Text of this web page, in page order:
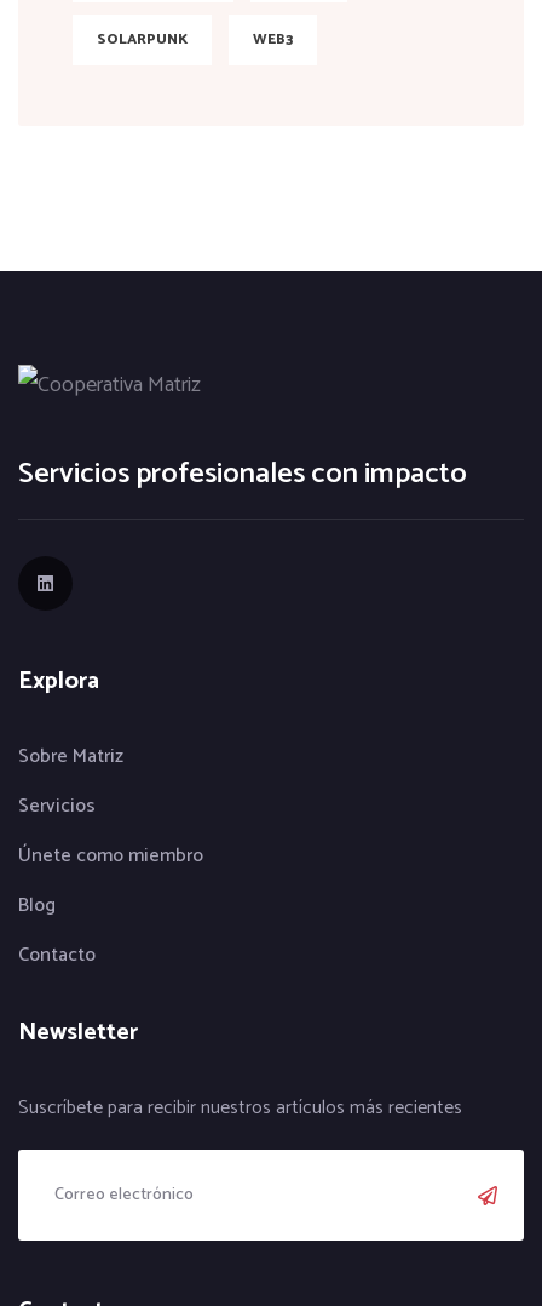
SOLARPUNK WEB3
Servicios profesionales con impacto
Explora
Sobre Matriz
Servicios
Únete como miembro
Blog
Contacto
Newsletter
Suscríbete para recibir nuestros artículos más recientes